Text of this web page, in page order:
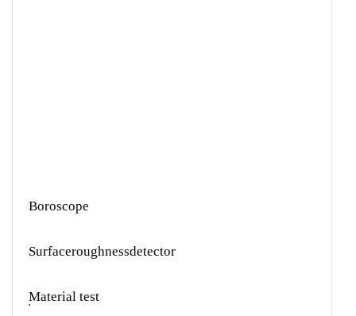
Boroscope
Surfaceroughnessdetector
Material test